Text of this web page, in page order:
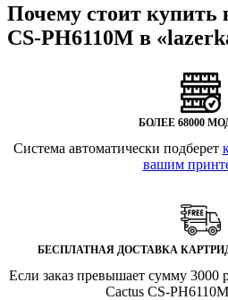
Почему стоит купить
CS-PH6110M в
БОЛЕЕ 68000
Система автоматически подберет
вашим
БЕСПЛАТНАЯ ДОСТАВКА
Если заказ превышает сумму 3000
Cactus CS-